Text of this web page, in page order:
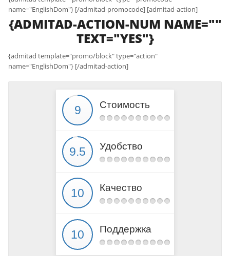
name="EnglishDom"} [/admitad-promocode] [admitad-action]
{ADMITAD-ACTION-NUM NAME=""
TEXT="YES"}
{admitad template="promo/block" type="action"
name="EnglishDom"} [/admitad-action]
Стоимость
Удобство
Качество
Поддержка